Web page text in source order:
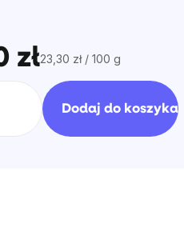
złCena
jednostkowa:
23,30 zł / 100 g
Dodaj do koszyka